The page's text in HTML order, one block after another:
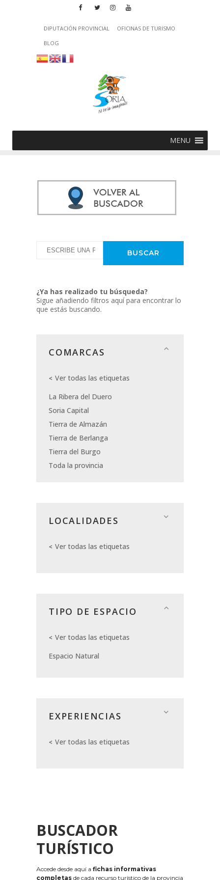
DIPUTACIÓN PROVINCIAL
OFICINAS DE TURISMO
BLOG
MENU
¿Ya has realizado tu búsqueda?
Sigue añadiendo filtros aquí para encontrar lo
que estás buscando.
COMARCAS
Ver todas las etiquetas
La Ribera del Duero
Soria Capital
Tierra de Almazán
Tierra de Berlanga
Tierra del Burgo
Toda la provincia
LOCALIDADES
Ver todas las etiquetas
TIPO DE ESPACIO
Ver todas las etiquetas
Espacio Natural
EXPERIENCIAS
Ver todas las etiquetas
BUSCADOR
TURÍSTICO
Accede desde aquí a fichas informativas
completas de cada recurso turístico de la provincia